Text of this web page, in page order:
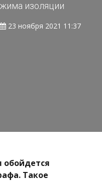
изоляции
23 ноября 2021 11:37
обойдется
Такое